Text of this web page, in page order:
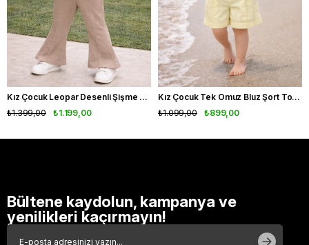
Kız Çocuk Leopar Desenli Şişme Yelekli 3'lü Takım
₺1.199,00
₺1.399,00
Kız Çocuk Tek Omuz Bluz Şort Tokalı Takım Fırfır Detaylı Yazlık 3'lü Set
₺899,00
₺1.099,00
Bültene kaydolun, kampanya ve
yenilikleri kaçırmayın!